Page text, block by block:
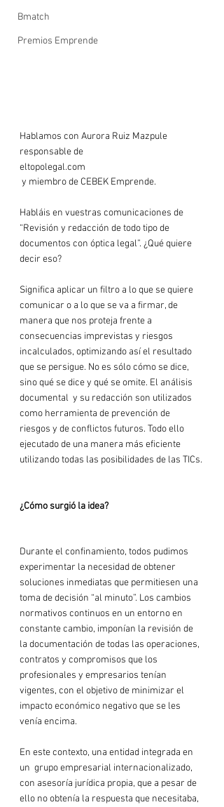
Bmatch
Premios Emprende
Hablamos con Aurora Ruiz Mazpule
responsable de
eltopolegal.com
y miembro de CEBEK Emprende.
Habláis en vuestras comunicaciones de
“Revisión y redacción de todo tipo de
documentos con óptica legal”. ¿Qué quiere
decir eso?
Significa aplicar un filtro a lo que se quiere
comunicar o a lo que se va a firmar, de
manera que nos proteja frente a
consecuencias imprevistas y riesgos
incalculados, optimizando así el resultado
que se persigue. No es sólo cómo se dice,
sino qué se dice y qué se omite. El análisis
documental  y su redacción son utilizados
como herramienta de prevención de
riesgos y de conflictos futuros. Todo ello
ejecutado de una manera más eficiente
utilizando todas las posibilidades de las TICs.
¿Cómo surgió la idea?
Durante el confinamiento, todos pudimos
experimentar la necesidad de obtener
soluciones inmediatas que permitiesen una
toma de decisión “al minuto”. Los cambios
normativos continuos en un entorno en
constante cambio, imponían la revisión de
la documentación de todas las operaciones,
contratos y compromisos que los
profesionales y empresarios tenían
vigentes, con el objetivo de minimizar el
impacto económico negativo que se les
venía encima.
En este contexto, una entidad integrada en
un  grupo empresarial internacionalizado,
con asesoría jurídica propia, que a pesar de
ello no obtenía la respuesta que necesitaba,